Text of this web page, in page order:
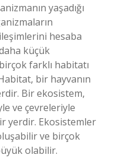
yaşadığı
hesaba
küçük
farklı habitatı
bir hayvanın
Bir ekosistem,
ve çevreleriyle
yerdir. Ekosistemler
ve birçok
olabilir.